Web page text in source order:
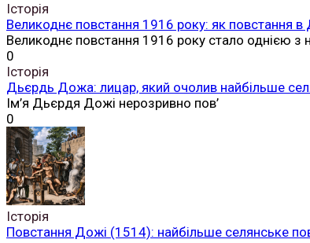
Історія
Великоднє повстання 1916 року: як повстання в
Великоднє повстання 1916 року стало однією з
0
Історія
Дьєрдь Дожа: лицар, який очолив найбільше
Ім’я Дьєрдя Дожі нерозривно пов’
0
Історія
Повстання Дожі (1514): найбільше селянське